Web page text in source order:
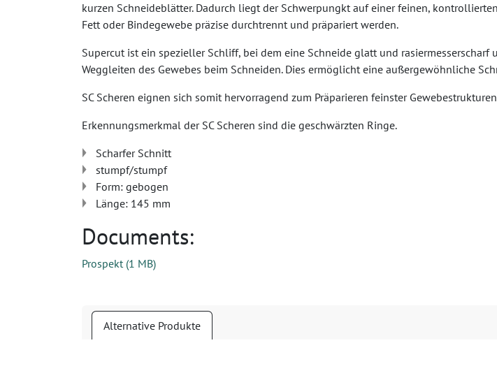
kurzen Schneideblätter. Dadurch liegt der Schwerpungkt auf einer feinen,
Fett oder Bindegewebe präzise durchtrennt und präpariert werden.
Supercut ist ein spezieller Schliff, bei dem eine Schneide glatt und
Weggleiten des Gewebes beim Schneiden. Dies ermöglicht eine außergewöhnliche
SC Scheren eignen sich somit hervorragend zum Präparieren feinster
Erkennungsmerkmal der SC Scheren sind die geschwärzten Ringe.
Scharfer Schnitt
stumpf/stumpf
Form: gebogen
Länge: 145 mm
Documents:
Prospekt(1 MB)
Alternative Produkte